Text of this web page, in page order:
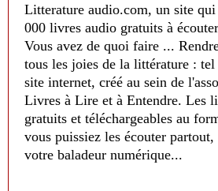
Litterature audio.com, un site
000 livres audio gratuits à
Vous avez de quoi faire ...
tous les joies de la littérature : tel
site internet, créé au sein de
Livres à Lire et à Entendre. Les
gratuits et téléchargeables au
vous puissiez les écouter
votre baladeur numérique...